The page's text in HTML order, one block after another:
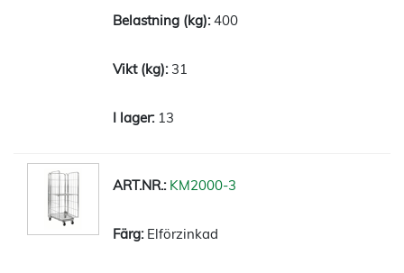
400
31
13
KM2000-3
Elförzinkad